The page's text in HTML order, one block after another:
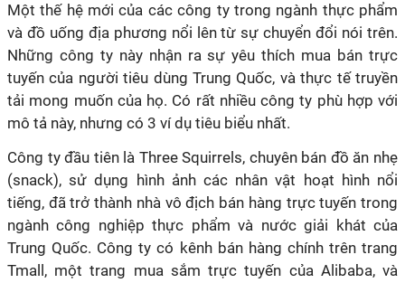
Một thế hệ mới của các công ty trong ngành thực phẩm
và đồ uống địa phương nổi lên từ sự chuyển đổi nói trên.
Những công ty này nhận ra sự yêu thích mua bán trực
tuyến của người tiêu dùng Trung Quốc, và thực tế truyền
tải mong muốn của họ. Có rất nhiều công ty phù hợp với
mô tả này, nhưng có 3 ví dụ tiêu biểu nhất.
Công ty đầu tiên là Three Squirrels, chuyên bán đồ ăn nhẹ
(snack), sử dụng hình ảnh các nhân vật hoạt hình nổi
tiếng, đã trở thành nhà vô địch bán hàng trực tuyến trong
ngành công nghiệp thực phẩm và nước giải khát của
Trung Quốc. Công ty có kênh bán hàng chính trên trang
Tmall, một trang mua sắm trực tuyến của Alibaba, và